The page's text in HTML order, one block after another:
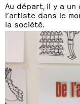
Au départ, il y a un
l’artiste dans le
la société.